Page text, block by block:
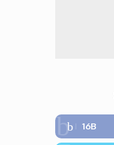
16B